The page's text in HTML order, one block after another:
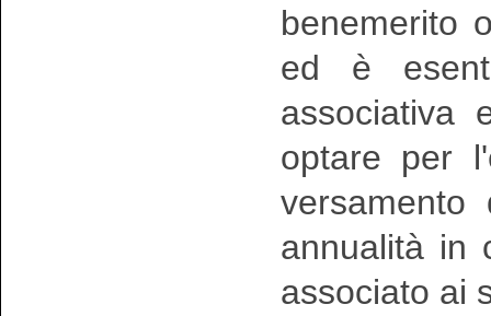
benemerito
ed è
associativa
optare per
annualità in
associato ai